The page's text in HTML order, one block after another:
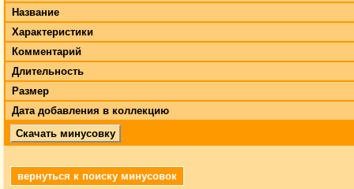
Название
Характеристики
Комментарий
Длительность
Размер
Дата добавления в коллекцию
Скачать минусовку
вернуться к поиску минусовок